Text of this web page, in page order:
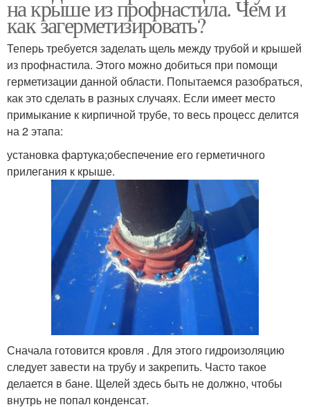
на крыше из профнастила. Чем и
как загерметизировать?
Теперь требуется заделать щель между трубой и крышей
из профнастила. Этого можно добиться при помощи
герметизации данной области. Попытаемся разобраться,
как это сделать в разных случаях. Если имеет место
примыкание к кирпичной трубе, то весь процесс делится
на 2 этапа:
установка фартука;обеспечение его герметичного
прилегания к крыше.
Сначала готовится кровля . Для этого гидроизоляцию
следует завести на трубу и закрепить. Часто такое
делается в бане. Щелей здесь быть не должно, чтобы
внутрь не попал конденсат.